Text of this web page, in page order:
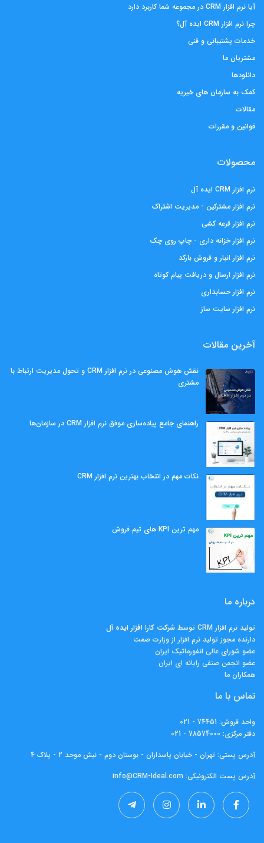
آیا نرم افزار CRM در مجموعه شما کاربرد دارد
چرا نرم افزار CRM ایده آل؟
خدمات پشتیبانی و فنی
مشتریان ما
دانلودها
کمک به سازمان های خیریه
مقالات
قوانین و مقررات
محصولات
نرم افزار CRM ایده آل
نرم افزار مشترکین - مدیریت اشتراک
نرم افزار قرعه کشی
نرم افزار خزانه داری - چاپ روی چک
نرم افزار انبار و فروش بارکد
نرم افزار ارسال و دریافت پیام کوتاه
نرم افزار حسابداری
نرم افزار سایت ساز
آخرین مقالات
نقش هوش مصنوعی در نرم افزار CRM و تحول مدیریت ارتباط با
مشتری
راهنمای جامع پیاده‌سازی موفق نرم افزار CRM در سازمان‌ها
نکات مهم در انتخاب بهترین نرم افزار CRM
مهم ‌ترین KPI های تیم فروش
درباره ما
تولید نرم افزار CRM توسط
شرکت کارا افزار ايده آل
دارنده مجوز تولید نرم افزار از وزارت صمت
عضو شورای عالی انفورماتیک ایران
عضو انجمن صنفی رایانه ای ایران
همکاران ما
تماس با ما
واحد فروش: 74451 - 021
دفتر مرکزی: 78574000 - 021
آدرس پستی: تهران - خیابان پاسداران - بوستان دوم - نبش موحد 2 - پلاک 4
آدرس پست الکترونیکی: info@CRM-Ideal.com